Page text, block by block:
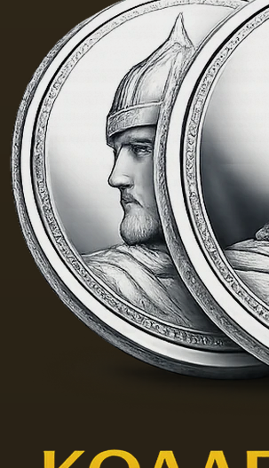
味和相
的味
道，由
于其中
含有的
外来杂
质而没
有透明
度。